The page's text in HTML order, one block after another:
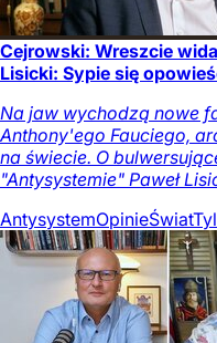
Cejrowski: Wreszcie
Lisicki: Sypie się
Na jaw wychodzą nowe
Anthony'ego Fauciego,
na świecie. O
"Antysystemie" Paweł
AntysystemOpinieŚwiat